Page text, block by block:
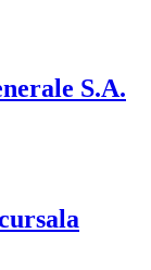
S.A.